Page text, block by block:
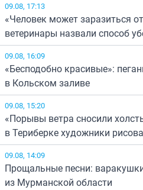
09.08, 17:13
«Человек может заразиться
ветеринары назвали способ
09.08, 16:09
«Бесподобно красивые»:
в Кольском заливе
09.08, 15:20
«Порывы ветра сносили
в Териберке художники
09.08, 14:09
Прощальные песни:
из Мурманской области